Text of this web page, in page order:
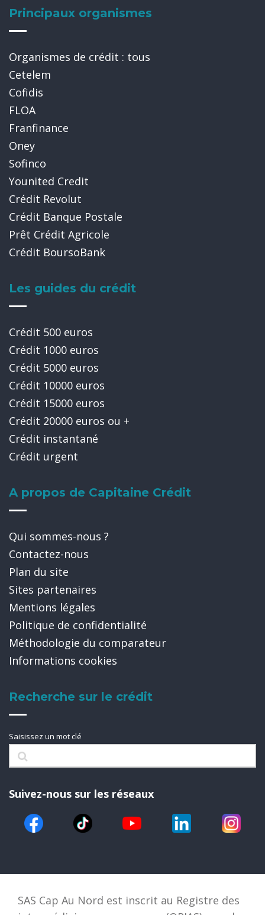
Principaux organismes
Organismes de crédit : tous
Cetelem
Cofidis
FLOA
Franfinance
Oney
Sofinco
Younited Credit
Crédit Revolut
Crédit Banque Postale
Prêt Crédit Agricole
Crédit BoursoBank
Les guides du crédit
Crédit 500 euros
Crédit 1000 euros
Crédit 5000 euros
Crédit 10000 euros
Crédit 15000 euros
Crédit 20000 euros ou +
Crédit instantané
Crédit urgent
A propos de Capitaine Crédit
Qui sommes-nous ?
Contactez-nous
Plan du site
Sites partenaires
Mentions légales
Politique de confidentialité
Méthodologie du comparateur
Informations cookies
Recherche sur le crédit
Saisissez un mot clé
Suivez-nous sur les réseaux
SAS Cap Au Nord est inscrit au Registre des